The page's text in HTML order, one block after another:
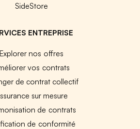
SideStore
ENTREPRISE
Explorer nos offres
vos contrats
de contrat collectif
sur mesure
de contrats
de conformité